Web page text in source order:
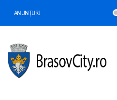
ANUNȚURI